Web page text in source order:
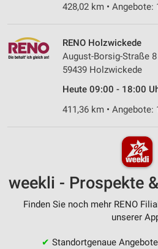
428,02 km • Angebote:
RENO Holzwickede
August-Borsig-Straße 8
59439 Holzwickede
Heute 09:00 - 18:00
411,36 km • Angebote:
weekli - Prospekte
Finden Sie noch mehr RENO
unserer
✔ Standortgenaue Angebote